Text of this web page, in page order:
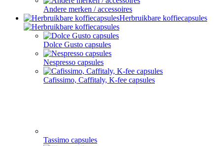
Andere merken / accessoires
Herbruikbare koffiecapsules
Dolce Gusto capsules
Nespresso capsules
Cafissimo, Caffitaly, K-fee capsules
Tassimo capsules